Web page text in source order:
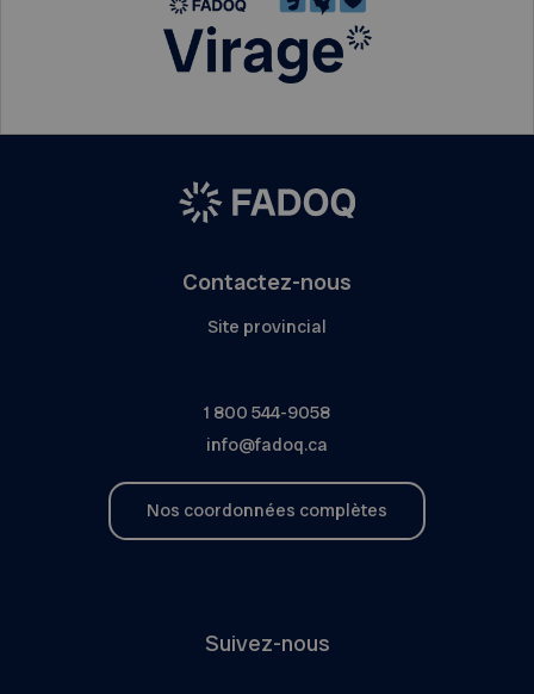
Contactez-nous
Site provincial
1 800 544-9058
info@fadoq.ca
Nos coordonnées complètes
Suivez-nous